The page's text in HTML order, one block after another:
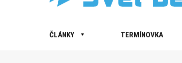
ČLÁNKY TERMÍNOVKA